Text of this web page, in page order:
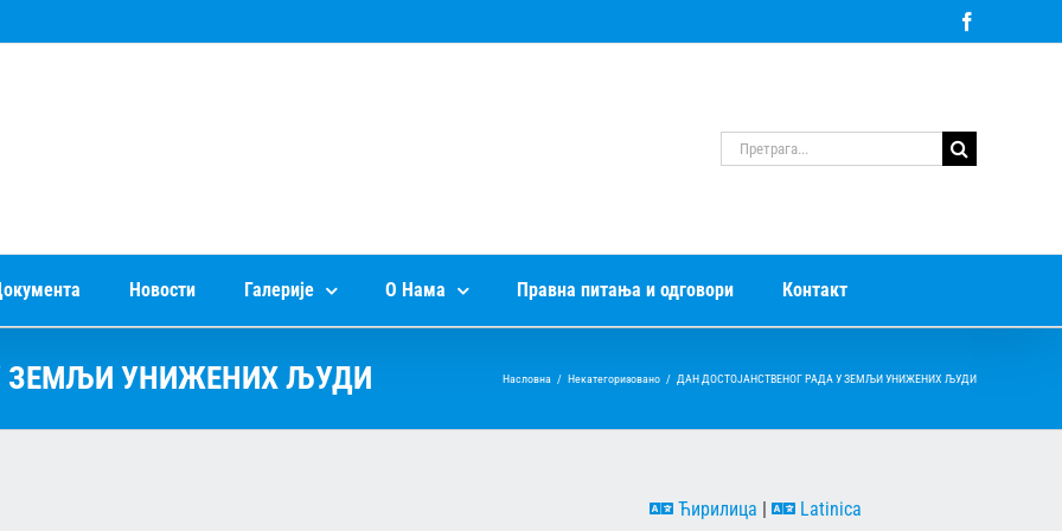
Претрага
за:
Новости Галерије О Нама Правна питања и одговори Контакт
ЗЕМЉИ УНИЖЕНИХ ЉУДИ Насловна / Некатегоризовано / ДАН ДОСТОЈАНСТВЕНОГ РАДА У ЗЕМЉИ УНИЖЕНИХ ЉУДИ
Ћирилица Latinica